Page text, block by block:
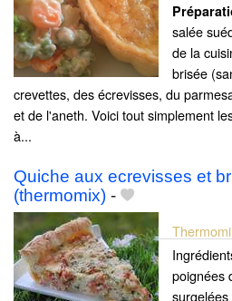
salée
de la
brisée
crevettes, des écrevisses, du
et de l'aneth. Voici tout simplement
à...
Quiche aux ecrevisses et
(thermomix) -
poignées